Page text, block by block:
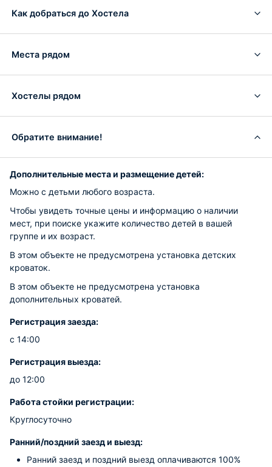
Как добраться до Хостела
Места рядом
Хостелы рядом
Обратите внимание!
Дополнительные места и размещение детей:
Можно с детьми любого возраста.
Чтобы увидеть точные цены и информацию о наличии
мест, при поиске укажите количество детей в вашей
группе и их возраст.
В этом объекте не предусмотрена установка детских
кроваток.
В этом объекте не предусмотрена установка
дополнительных кроватей.
Регистрация заезда:
с 14:00
Регистрация выезда:
до 12:00
Работа стойки регистрации:
Круглосуточно
Ранний/поздний заезд и выезд:
Ранний заезд и поздний выезд оплачиваются 100%